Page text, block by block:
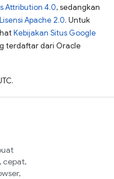
Attribution 4.0, sedangkan
Lisensi Apache 2.0. Untuk
Kebijakan Situs Google
terdaftar dari Oracle
cepat,